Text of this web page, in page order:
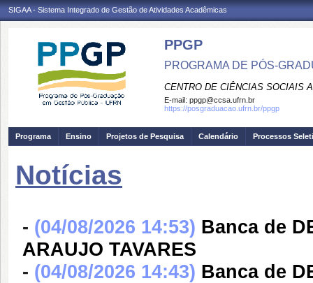
SIGAA - Sistema Integrado de Gestão de Atividades Acadêmicas
PPGP
PROGRAMA DE PÓS-
CENTRO DE CIÊNCIAS SOCIAIS
E-mail: ppgp@ccsa.ufrn.br
https://posgraduacao.ufrn.br/ppgp
Programa Ensino Projetos de Pesquisa Calendário Processos
Notícias
- (04/08/2026 14:53) Banca de
ARAUJO TAVARES
- (04/08/2026 14:43) Banca de